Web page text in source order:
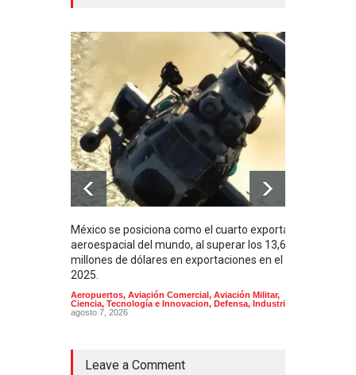
México se posiciona como el cuarto exportador
aeroespacial del mundo, al superar los 13,600
millones de dólares en exportaciones en el
2025.
Aeropuertos, Aviación Comercial , Aviación Militar,
Ciencia, Tecnología e Innovacion, Defensa, Industria
agosto 7, 2026
Leave a Comment